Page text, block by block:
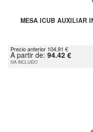
MESA ICUB AUXILIAR
Precio anterior 104.91 €
A partir de: 94.42 €
IVA INCLUIDO